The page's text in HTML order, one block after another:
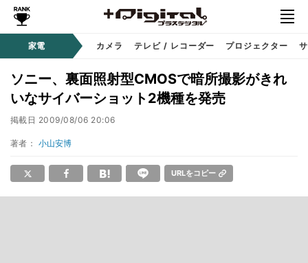
家電 カメラ テレビ / レコーダー プロジェクター
ソニー、裏面照射型CMOSで暗所撮影がきれ
いなサイバーショット2機種を発売
掲載日 2009/08/06 20:06
著者： 小山安博
URLをコピー